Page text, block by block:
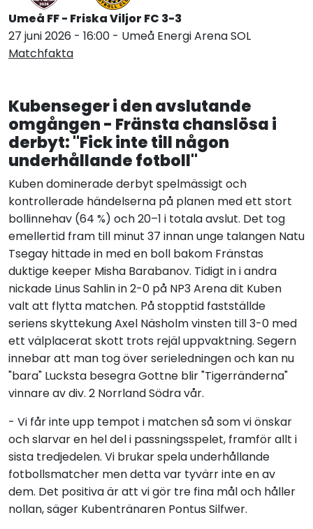
Umeå FF - Friska Viljor FC 3-3
27 juni 2026 - 16:00 - Umeå Energi Arena SOL
Matchfakta
Kubenseger i den avslutande
omgången - Fränsta chanslösa i
derbyt: "Fick inte till någon
underhållande fotboll"
Kuben dominerade derbyt spelmässigt och
kontrollerade händelserna på planen med ett stort
bollinnehav (64 %) och 20–1 i totala avslut. Det tog
emellertid fram till minut 37 innan unge talangen Natu
Tsegay hittade in med en boll bakom Fränstas
duktige keeper Misha Barabanov. Tidigt in i andra
nickade Linus Sahlin in 2-0 på NP3 Arena dit Kuben
valt att flytta matchen. På stopptid fastställde
seriens skyttekung Axel Näsholm vinsten till 3-0 med
ett välplacerat skott trots rejäl uppvaktning. Segern
innebar att man tog över serieledningen och kan nu
"bara" Lucksta besegra Gottne blir "Tigerränderna"
vinnare av div. 2 Norrland Södra vår.
- Vi får inte upp tempot i matchen så som vi önskar
och slarvar en hel del i passningsspelet, framför allt i
sista tredjedelen. Vi brukar spela underhållande
fotbollsmatcher men detta var tyvärr inte en av
dem. Det positiva är att vi gör tre fina mål och håller
nollan, säger Kubentränaren Pontus Silfwer.